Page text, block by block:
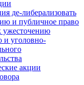
де-либерализовать
и публичное право
и уголовно-
акции